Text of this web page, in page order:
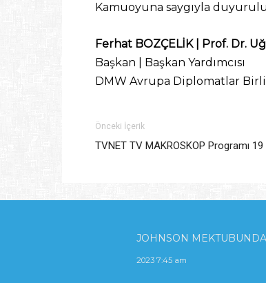
Kamuoyuna saygıyla
Ferhat BOZÇELİK | Prof. Dr.
Başkan | Başkan Yardımcısı
DMW Avrupa Diplomatlar
Önceki İçerik
TVNET TV MAKROSKOP Programı
JOHNSON
2023 7:45 am